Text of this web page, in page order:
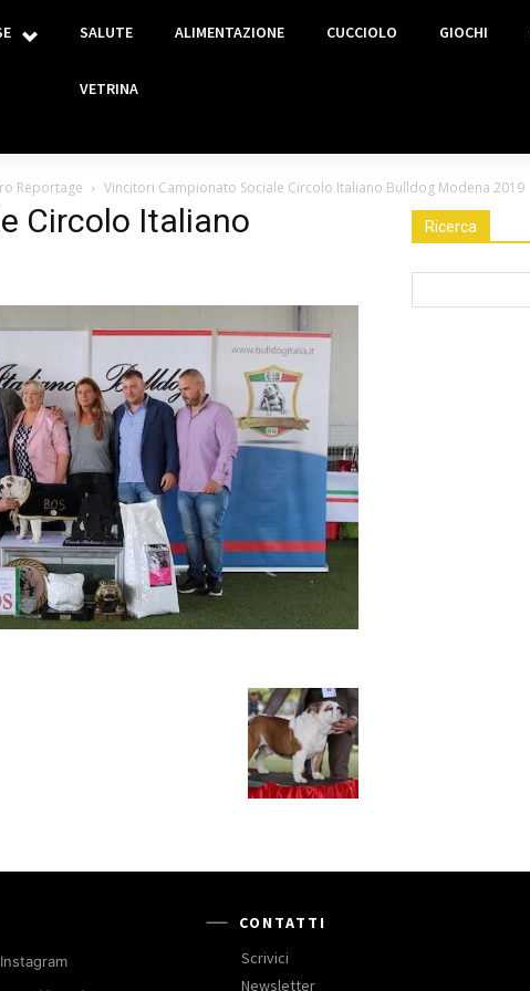
SALUTE ALIMENTAZIONE CUCCIOLO GIOCHI
VETRINA
Reportage Vincitori Campionato Sociale Circolo Italiano Bulldog Modena 2019
Circolo Italiano
Ricerca
Instagram
CONTATTI
Scrivici
Newsletter